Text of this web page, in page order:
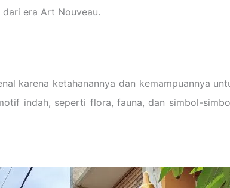
era Art Nouveau.
karena ketahanannya dan kemampuannya
indah, seperti flora, fauna, dan simbol-